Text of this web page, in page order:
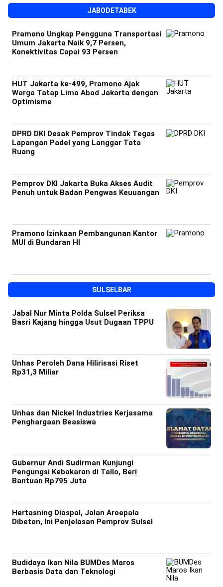
JABODETABEK
Pramono Ungkap Pengguna Transportasi
Umum Jakarta Naik 9,7 Persen,
Konektivitas Capai 93 Persen
HUT Jakarta ke-499, Pramono Ajak
Warga Tatap Lima Abad Jakarta dengan
Optimisme
DPRD DKI Desak Pemprov Tindak Tegas
Lapangan Padel yang Langgar Tata
Ruang
Pemprov DKI Jakarta Buka Akses Audit
Penuh untuk Badan Pengwas Keuuangan
Pramono Izinkaan Pembangunan Kantor
MUI di Bundaran HI
SULSELBAR
Jabal Nur Minta Polda Sulsel Periksa
Basri Kajang hingga Usut Dugaan TPPU
Unhas Peroleh Dana Hilirisasi Riset
Rp31,3 Miliar
Unhas dan Nickel Industries Kerjasama
Penghargaan Beasiswa
Gubernur Andi Sudirman Kunjungi
Pengungsi Kebakaran di Tallo, Beri
Bantuan Rp795 Juta
Hertasning Diaspal, Jalan Aroepala
Dibeton, Ini Penjelasan Pemprov Sulsel
Budidaya Ikan Nila BUMDes Maros
Berbasis Data dan Teknologi